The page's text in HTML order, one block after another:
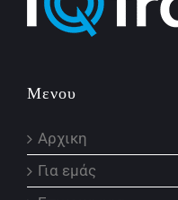
Μενου
Αρχικη
Για εμάς